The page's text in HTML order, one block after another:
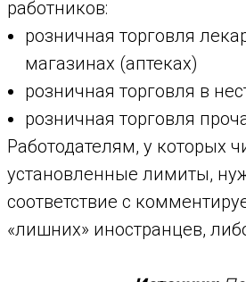
работников:
розничная торговля
магазинах (аптеках)
розничная торговля в
розничная торговля
Работодателям, у которых
установленные лимиты,
соответствие с
«лишних» иностранцев,